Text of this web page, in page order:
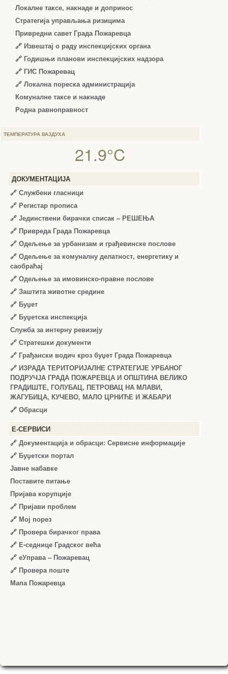
Локалне таксе, накнаде и допринос
Стратегија управљања ризицима
Привредни савет Града Пожаревца
🔗 Извештај о раду инспекцијских органа
🔗 Годишњи планови инспекцијских надзора
🔗 ГИС Пожаревац
🔗 Локална пореска администрација
Комуналне таксе и накнаде
Родна равноправност
ТЕМПЕРАТУРА ВАЗДУХА
21.9°C
ДОКУМЕНТАЦИЈА
🔗 Службени гласници
🔗 Регистар прописа
🔗 Јединствени бирачки списак – РЕШЕЊА
🔗 Привреда Града Пожаревца
🔗 Одељење за урбанизам и грађевинске послове
🔗 Одељење за комуналну делатност, енергетику и
саобраћај
🔗 Одељење за имовинско-правне послове
🔗 Заштита животне средине
🔗 Буџет
🔗 Буџетска инспекција
Служба за интерну ревизију
🔗 Стратешки документи
🔗 Грађански водич кроз буџет Града Пожаревца
🔗 ИЗРАДА ТЕРИТОРИЈАЛНЕ СТРАТЕГИЈЕ УРБАНОГ
ПОДРУЧЈА ГРАДА ПОЖАРЕВЦА И ОПШТИНА ВЕЛИКО
ГРАДИШТЕ, ГОЛУБАЦ, ПЕТРОВАЦ НА МЛАВИ,
ЖАГУБИЦА, КУЧЕВО, МАЛО ЦРНИЋЕ И ЖАБАРИ
🔗 Обрасци
Е-СЕРВИСИ
🔗 Документација и обрасци: Сервисне информације
🔗 Буџетски портал
Јавне набавке
Поставите питање
Пријава корупције
🔗 Пријави проблем
🔗 Мој порез
🔗 Провера бирачког права
🔗 Е-седнице Градског већа
🔗 еУправа – Пожаревац
🔗 Провера поште
Мапа Пожаревца